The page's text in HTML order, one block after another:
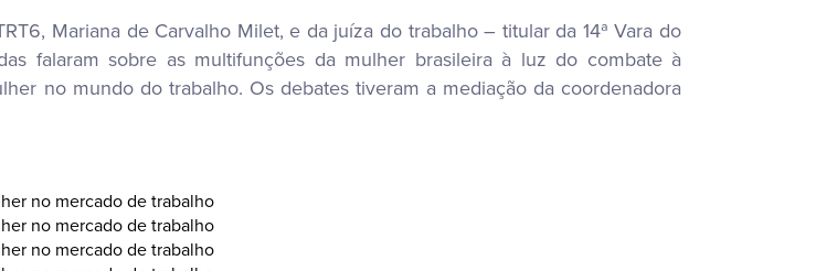
Mariana de Carvalho Milet, e da juíza do trabalho – titular da 14ª Vara do
falaram sobre as multifunções da mulher brasileira à luz do combate à
no mundo do trabalho. Os debates tiveram a mediação da coordenadora